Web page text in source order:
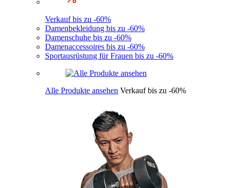
Verkauf bis zu -60%
Damenbekleidung bis zu -60%
Damenschuhe bis zu -60%
Damenaccessoires bis zu -60%
Sportausrüstung für Frauen bis zu -60%
Alle Produkte ansehen Verkauf bis zu -60%